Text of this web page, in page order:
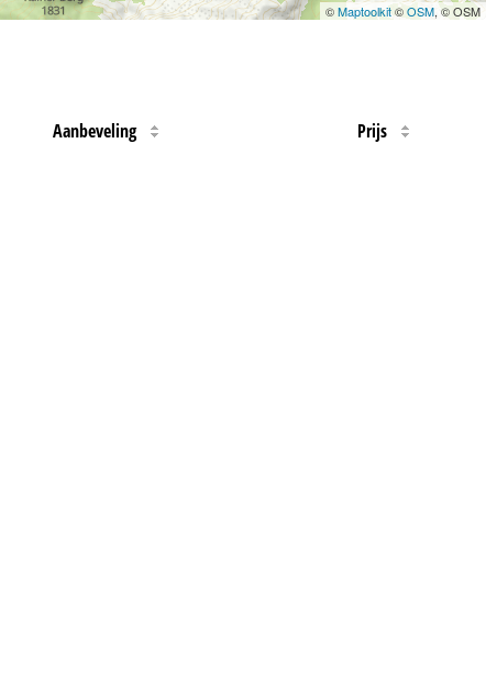
©Maptoolkit©OSM, © OSM
Aanbeveling Prijs